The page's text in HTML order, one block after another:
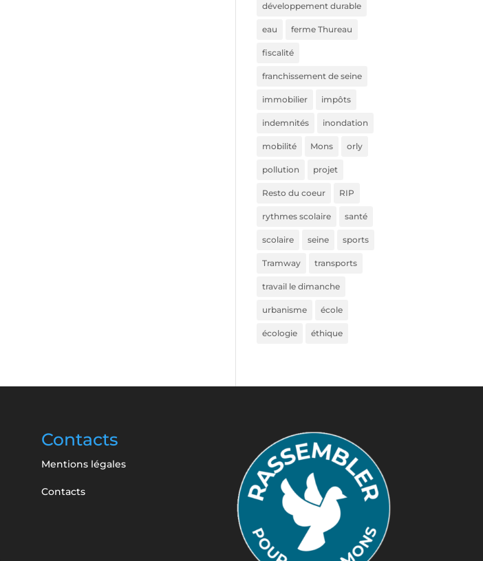
développement durable
eau ferme Thureau
fiscalité
franchissement de seine
immobilier impôts
indemnités inondation
mobilité Mons orly
pollution projet
Resto du coeur RIP
rythmes scolaire santé
scolaire seine sports
Tramway transports
travail le dimanche
urbanisme école
écologie éthique
Contacts
Mentions légales
Contacts